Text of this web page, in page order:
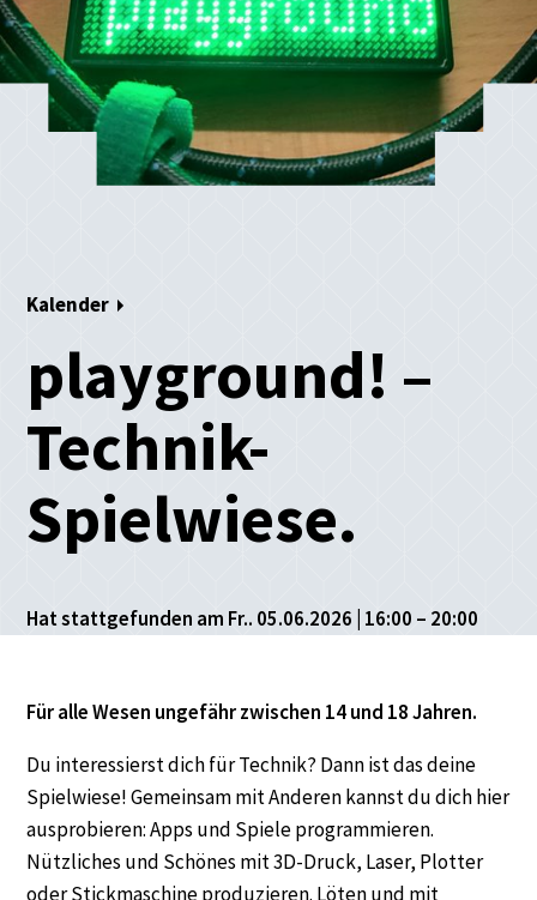
Kalender
playground! –
Technik-
Spielwiese.
Hat stattgefunden am Fr.. 05.06.2026 | 16:00 – 20:00
Für alle Wesen ungefähr zwischen 14 und 18 Jahren.
Du interessierst dich für Technik? Dann ist das deine
Spielwiese! Gemeinsam mit Anderen kannst du dich hier
ausprobieren: Apps und Spiele programmieren.
Nützliches und Schönes mit 3D-Druck, Laser, Plotter
oder Stickmaschine produzieren. Löten und mit